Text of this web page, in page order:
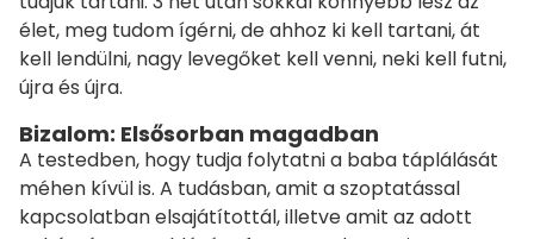
élet, meg tudom ígérni, de ahhoz ki kell tartani, át
kell lendülni, nagy levegőket kell venni, neki kell futni,
újra és újra.
Bizalom: Elsősorban magadban
A testedben, hogy tudja folytatni a baba táplálását
méhen kívül is. A tudásban, amit a szoptatással
kapcsolatban elsajátítottál, illetve amit az adott